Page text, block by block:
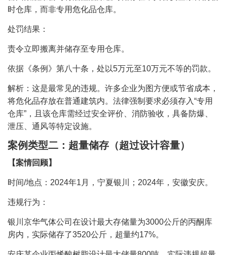
时仓库，而非专用危化品仓库。
处罚结果：
责令立即搬离并储存至专用仓库。
依据《条例》第八十条，处以5万元至10万元不等的罚款。
解析：这是最常见的违规。许多企业为图方便或节省成本，
将危化品存放在普通建筑内。法律强制要求必须存入“专用
仓库”，且该仓库需经过安全评价、消防验收，具备防爆、
泄压、通风等特定设施。
案例类型二：超量储存（超过设计容量）
【案情回顾】
时间/地点：2024年1月，宁夏银川；2024年，安徽安庆。
违规行为：
银川京华气体公司在设计最大存储量为3000公斤的丙酮库
房内，实际储存了3520公斤，超量约17%。